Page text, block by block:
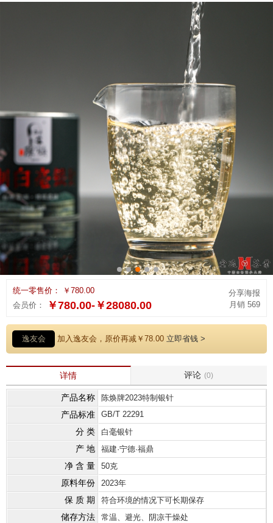
2 3 4
统一零售价： ￥780.00
会员价：
￥780.00-￥28080.00 月销 569
分享海报
逸友会 加入逸友会，原价再减￥78.00 立即省钱 >
详情 评论 (0)
产品名称 陈焕牌2023特制银针
产品标准 GB/T 22291
分 类 白毫银针
产 地 福建·宁德·福鼎
净 含 量 50克
原料年份 2023年
保 质 期 符合环境的情况下可长期保存
储存方法 常温、避光、阴凉干燥处